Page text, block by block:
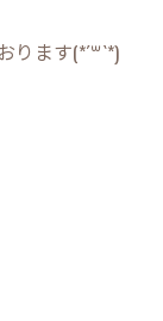
ます(*´꒳`*)